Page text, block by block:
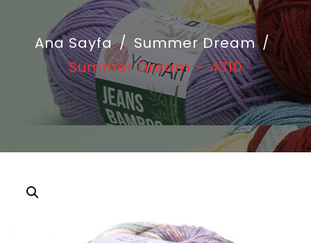
Ana Sayfa / Summer Dream /
Summer Dream – 4310